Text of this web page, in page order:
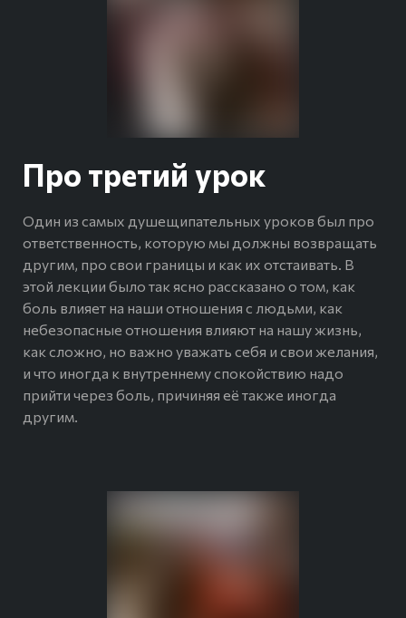
Про третий урок
Один из самых душещипательных уроков был про
ответственность, которую мы должны возвращать
другим, про свои границы и как их отстаивать. В
этой лекции было так ясно рассказано о том, как
боль влияет на наши отношения с людьми, как
небезопасные отношения влияют на нашу жизнь,
как сложно, но важно уважать себя и свои желания,
и что иногда к внутреннему спокойствию надо
прийти через боль, причиняя её также иногда
другим.